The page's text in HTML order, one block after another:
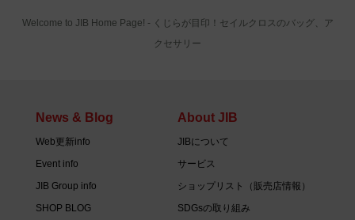
Welcome to JIB Home Page! ‐ くじらが目印！セイルクロスのバッグ、ア
クセサリー
News & Blog
Web更新info
Event info
JIB Group info
SHOP BLOG
About JIB
JIBについて
サービス
ショップリスト（販売店情報）
SDGsの取り組み